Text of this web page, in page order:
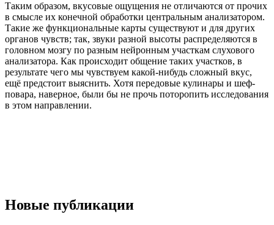
Таким образом, вкусовые ощущения не отличаются от прочих
в смысле их конечной обработки центральным анализатором.
Такие же функциональные карты существуют и для других
органов чувств; так, звуки разной высоты распределяются в
головном мозгу по разным нейронным участкам слухового
анализатора. Как происходит общение таких участков, в
результате чего мы чувствуем какой-нибудь сложный вкус,
ещё предстоит выяснить. Хотя передовые кулинары и шеф-
повара, наверное, были бы не прочь поторопить исследования
в этом направлении.
Новые публикации